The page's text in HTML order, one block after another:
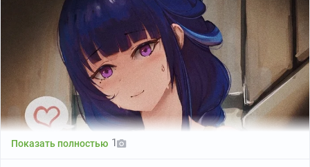
Показать полностью 1